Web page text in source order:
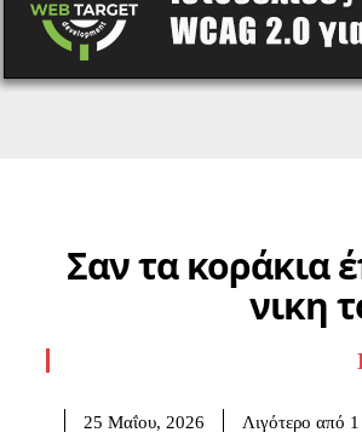
Σαν τα κοράκια
νικη
25 Μαΐου, 2026 Λιγότερο από 1